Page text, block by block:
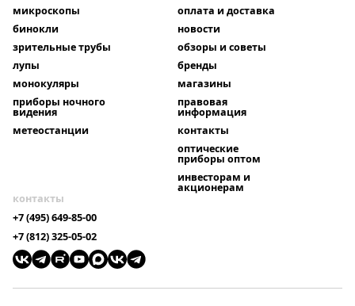
микроскопы
бинокли
зрительные трубы
лупы
монокуляры
приборы ночного
видения
метеостанции
оплата и доставка
новости
обзоры и советы
бренды
магазины
правовая
информация
контакты
оптические
приборы оптом
инвесторам и
акционерам
контакты
+7 (495) 649-85-00
+7 (812) 325-05-02